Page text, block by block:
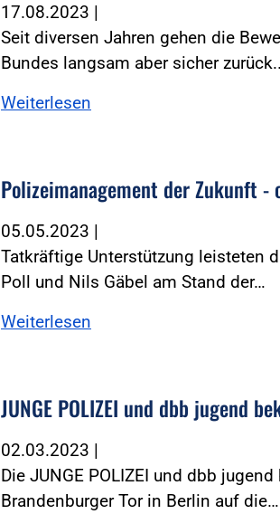
17.08.2023 |
Seit diversen Jahren gehen die
Bundes langsam aber sicher
Weiterlesen
Polizeimanagement der Zukunft -
05.05.2023 |
Tatkräftige Unterstützung leisteten
Poll und Nils Gäbel am Stand der…
Weiterlesen
JUNGE POLIZEI und dbb jugend
02.03.2023 |
Die JUNGE POLIZEI und dbb
Brandenburger Tor in Berlin auf die…